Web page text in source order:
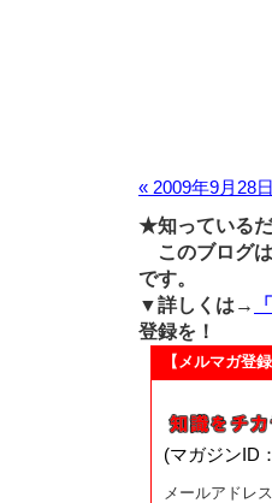
« 2009年9月28日
★知っている
このブログは
です。
▼詳しくは→
登録を！
【メルマガ登
(マガジン
メールアドレス